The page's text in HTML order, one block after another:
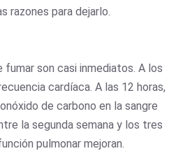
razones para dejarlo.
son casi inmediatos. A los
cardíaca. A las 12 horas,
de carbono en la sangre
la segunda semana y los tres
pulmonar mejoran.